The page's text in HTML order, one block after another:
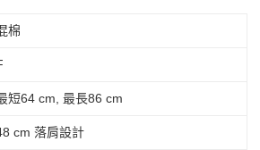
棉
短64 cm, 最長86 cm
cm 落肩設計